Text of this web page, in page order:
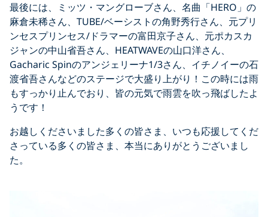
最後には、ミッツ・マングローブさん、名曲「HERO」の
麻倉未稀さん、TUBE/ベーシストの角野秀行さん、元プリ
ンセスプリンセス/ドラマーの富田京子さん、元ポカスカ
ジャンの中山省吾さん、HEATWAVEの山口洋さん、
Gacharic Spinのアンジェリーナ1/3さん、イチノイーの石
渡省吾さんなどのステージで大盛り上がり！この時には雨
もすっかり止んでおり、皆の元気で雨雲を吹っ飛ばしたよ
うです！
お越しくださいました多くの皆さま、いつも応援してくだ
さっている多くの皆さま、本当にありがとうございまし
た。